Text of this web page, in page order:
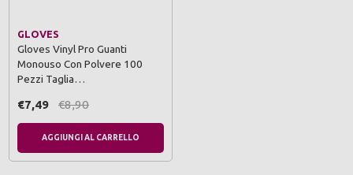
GLOVES
Gloves Vinyl Pro Guanti
Monouso Con Polvere 100
Pezzi Taglia…
€7,49 €8,90
AGGIUNGI AL CARRELLO